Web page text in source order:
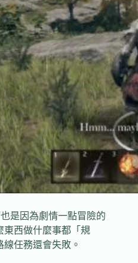
是因為劇情一點冒險的
東西做什麼事都「規
任務還會失敗。